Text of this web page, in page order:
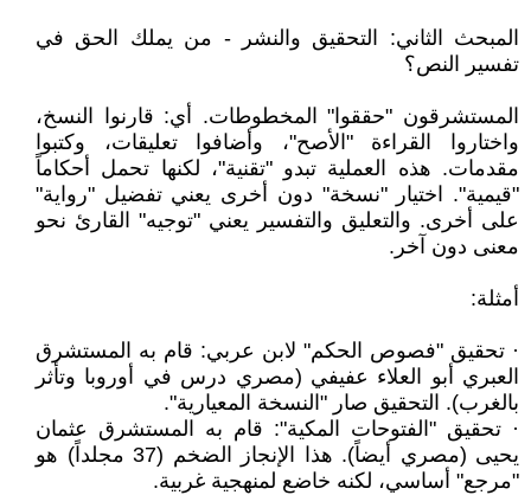
المبحث الثاني: التحقيق والنشر - من يملك الحق في
تفسير النص؟
المستشرقون "حققوا" المخطوطات. أي: قارنوا النسخ،
واختاروا القراءة "الأصح"، وأضافوا تعليقات، وكتبوا
مقدمات. هذه العملية تبدو "تقنية"، لكنها تحمل أحكاماً
"قيمية". اختيار "نسخة" دون أخرى يعني تفضيل "رواية"
على أخرى. والتعليق والتفسير يعني "توجيه" القارئ نحو
معنى دون آخر.
أمثلة:
· تحقيق "فصوص الحكم" لابن عربي: قام به المستشرق
العبري أبو العلاء عفيفي (مصري درس في أوروبا وتأثر
بالغرب). التحقيق صار "النسخة المعيارية".
· تحقيق "الفتوحات المكية": قام به المستشرق عثمان
يحيى (مصري أيضاً). هذا الإنجاز الضخم (37 مجلداً) هو
"مرجع" أساسي، لكنه خاضع لمنهجية غربية.